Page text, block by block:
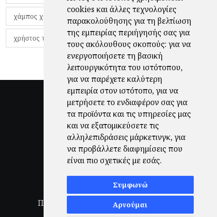
cookies και άλλες τεχνολογίες
παρακολούθησης για τη βελτίωση
της εμπειρίας περιήγησής σας για
τους ακόλουθους σκοπούς: για να
ενεργοποιήσετε τη βασική
λειτουργικότητα του ιστότοπου,
για να παρέχετε καλύτερη
εμπειρία στον ιστότοπο,για να
μετρήσετε το ενδιαφέρον σας για
τα προϊόντα και τις υπηρεσίες μας
και να εξατομικεύσετε τις
αλληλεπιδράσεις μάρκετινγκ,για
να προβάλλετε διαφημίσεις που
είναι πιο σχετικές με εσάς.
Συμφωνώ
Αρνούμαι
χάμπος χαραλάμπους χάρι πότερ
χρήστος τζόλης
Πολιτική Απορρήτου |Όροι Χρήσης
Ενημέρωση προτιμήσεων cookies